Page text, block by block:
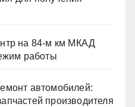
на 84-м км МКАД
работы
автомобилей:
производителя